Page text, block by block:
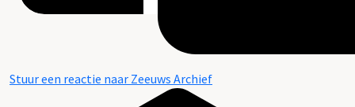
Stuur een reactie naar Zeeuws Archief